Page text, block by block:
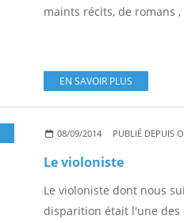
maints récits, de romans ,
EN SAVOIR PLUS
POLAR08/09/2014 PUBLIÉ DEPUIS
Le violoniste
Le violoniste dont nous
disparition était l'une des